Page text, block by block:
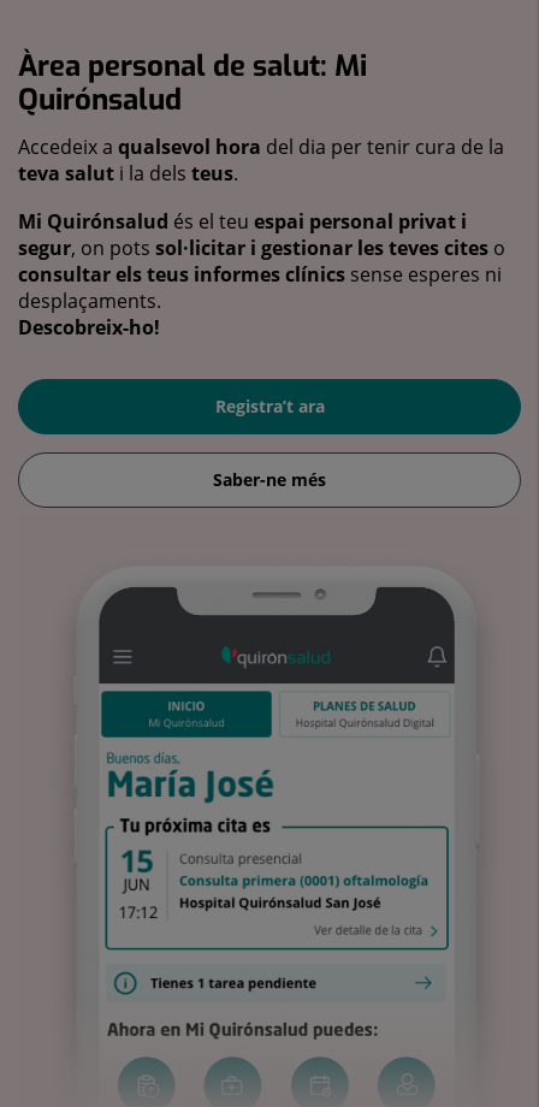
Àrea personal de salut: Mi
Quirónsalud
Accedeix a qualsevol hora del dia per tenir cura de la
teva salut i la dels teus.
Mi Quirónsalud és el teu espai personal privat i
segur, on pots sol·licitar i gestionar les teves cites o
consultar els teus informes clínics sense esperes ni
desplaçaments.
Descobreix-ho!
Registra’t ara
Saber-ne més